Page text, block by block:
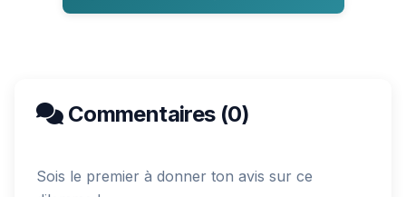
Commentaires (0)
Sois le premier à donner ton avis sur ce